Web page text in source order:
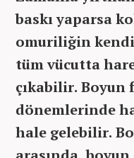
baskı yaparsa
omuriliğin
tüm vücutta
çıkabilir. Boyun
dönemlerinde
hale gelebilir.